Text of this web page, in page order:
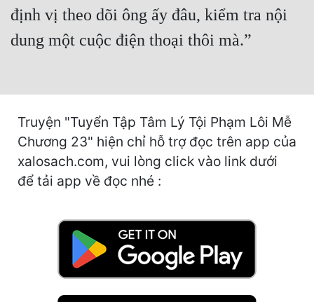
Dã Sử
Dị Giới
Gia Đấu
Góc Nhìn Nam
Góc Nhìn Nữ
Huyền Huyễn
định vị theo dõi ông ấy đâu, kiểm tra nội
dung một cuộc điện thoại thôi mà.”
Truyện "Tuyển Tập Tâm Lý Tội Phạm Lôi Mễ
Chương 23" hiện chỉ hỗ trợ đọc trên app của
xalosach.com, vui lòng click vào link dưới
để tải app về đọc nhé :